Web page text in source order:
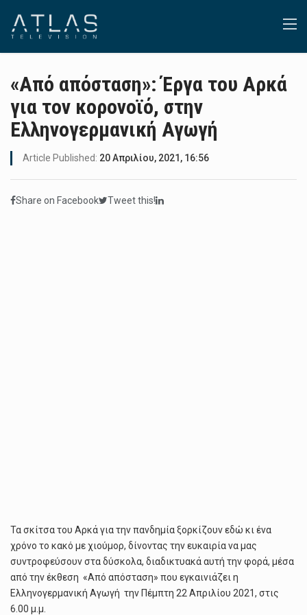
«Από απόσταση»: Έργα του Αρκά
για τον κορονοϊό, στην
Ελληνογερμανική Αγωγή
Article Published: 20 Απριλίου, 2021, 16:56
Share on Facebook Tweet this!
Τα σκίτσα του Αρκά για την πανδημία ξορκίζουν εδώ κι ένα
χρόνο το κακό με χιούμορ, δίνοντας την ευκαιρία να μας
συντροφεύσουν στα δύσκολα, διαδικτυακά αυτή την φορά, μέσα
από την έκθεση «Από απόσταση» που εγκαινιάζει η
Ελληνογερμανική Αγωγή την Πέμπτη 22 Απριλίου 2021, στις
6.00 μ.μ.